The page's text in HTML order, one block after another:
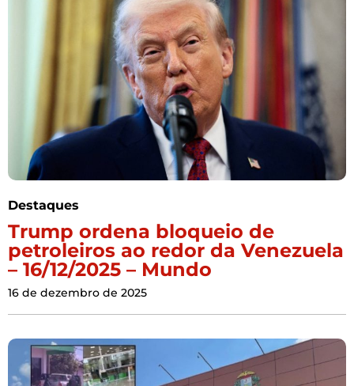
Destaques
Trump ordena bloqueio de
petroleiros ao redor da Venezuela
– 16/12/2025 – Mundo
16 de dezembro de 2025